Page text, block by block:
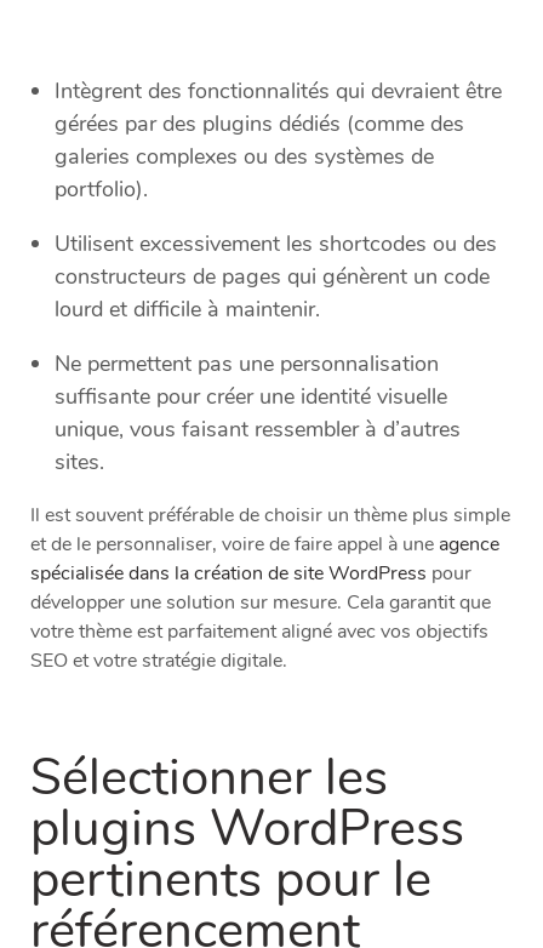
Intègrent des fonctionnalités qui devraient être
gérées par des plugins dédiés (comme des
galeries complexes ou des systèmes de
portfolio).
Utilisent excessivement les shortcodes ou des
constructeurs de pages qui génèrent un code
lourd et difficile à maintenir.
Ne permettent pas une personnalisation
suffisante pour créer une identité visuelle
unique, vous faisant ressembler à d’autres
sites.
Il est souvent préférable de choisir un thème plus simple
et de le personnaliser, voire de faire appel à une agence
spécialisée dans la création de site WordPress pour
développer une solution sur mesure. Cela garantit que
votre thème est parfaitement aligné avec vos objectifs
SEO et votre stratégie digitale.
Sélectionner les
plugins WordPress
pertinents pour le
référencement